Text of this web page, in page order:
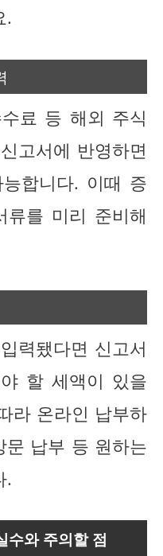
.
료 등 해외 주식
고서에 반영하면
합니다. 이때 증
류를 미리 준비해
력됐다면 신고서
할 세액이 있을
라 온라인 납부하
문 납부 등 원하는
.
수와 주의할 점